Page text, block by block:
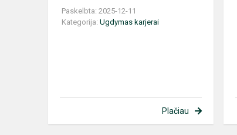
Paskelbta: 2025-12-11
Kategorija: Ugdymas karjerai
Plačiau